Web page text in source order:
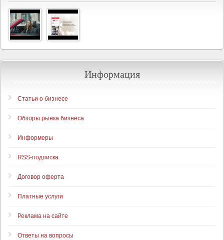
Информация
Статьи о бизнесе
Обзоры рынка бизнеса
Информеры
RSS-подписка
Договор оферта
Платные услуги
Реклама на сайте
Ответы на вопросы